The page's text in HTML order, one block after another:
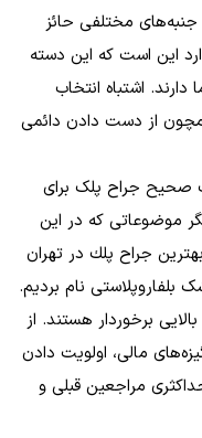
مختلفی حائز
این است که این دسته
اشتباه انتخاب
از دست دادن دائمی
صحیح جراح پلک برای
موضوعاتی که در این
جراح پلك در تهران
بلفاروپلاستی نام بردیم.
برخوردار هستند. از
مالی، اولویت دادن
مراجعین قبلی و